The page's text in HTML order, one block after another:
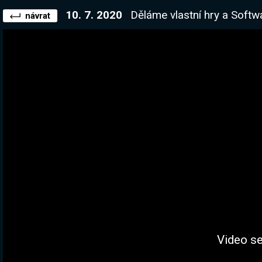
návrat 10. 7. 2020 Děláme vlastní hry a Software! Nová
Video